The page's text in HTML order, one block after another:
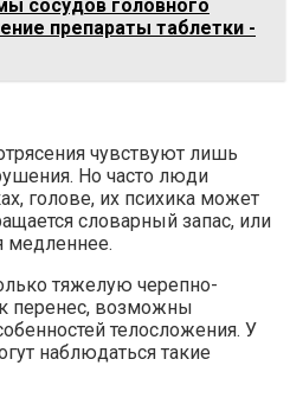
сосудов головного
препараты таблетки -
чувствуют лишь
Но часто люди
голове, их психика может
словарный запас, или
медленнее.
тяжелую черепно-
перенес, возможны
телосложения. У
наблюдаться такие